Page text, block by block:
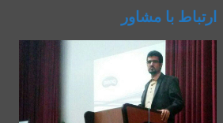
ارتباط با مشاور